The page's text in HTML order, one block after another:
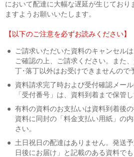
において配達に大幅な遅延が生じており
ますようお願いいたします。
【以下のご注意を必ずお読みください】
●
ご請求いただいた資料のキャンセル
ご確認の上、ご請求ください。また
丁･落丁以外はお受けできませんので
● 資料請求完了時および受付確認メー
「受付番号」は、資料到着まで保管
● 有料の資料のお支払いは資料到着後
資料に同封の「料金支払い用紙」の
さい。
● 土日祝日の配達はありません。発送
日後にお届け」と記載のある資料で